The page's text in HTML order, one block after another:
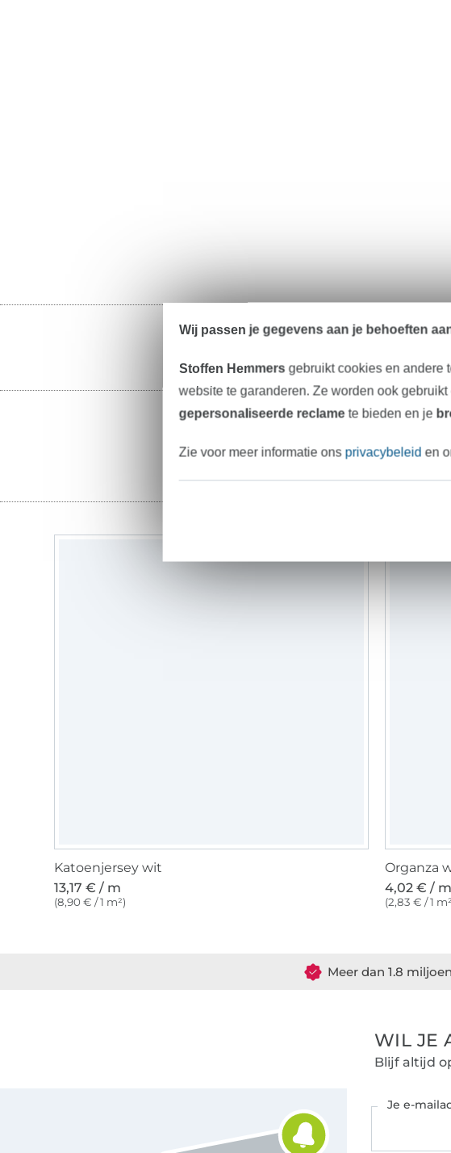
Katoenjersey wit
13,17 € / m
(8,90 € / 1 m²)
Organza
4,02 € / m
(2,83 € / 1
Meer dan 1.8
WIL JE
Blijf altijd
Je e-
Wij passen je gegevens aan je behoeften
Stoffen Hemmers gebruikt cookies en andere
website te garanderen. Ze worden ook
gepersonaliseerde reclamete bieden en je
Zie voor meer informatie ons privacybeleid en